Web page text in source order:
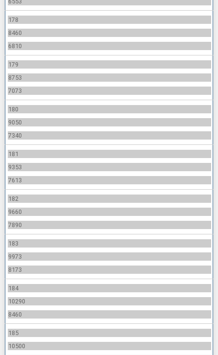
178
8460
6810
179
8753
7073
180
9050
7340
181
9353
7613
182
9660
7890
183
9973
8173
184
10290
8460
185
10500